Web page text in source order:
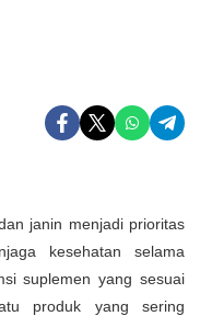
janin menjadi prioritas
kesehatan selama
suplemen yang sesuai
produk yang sering